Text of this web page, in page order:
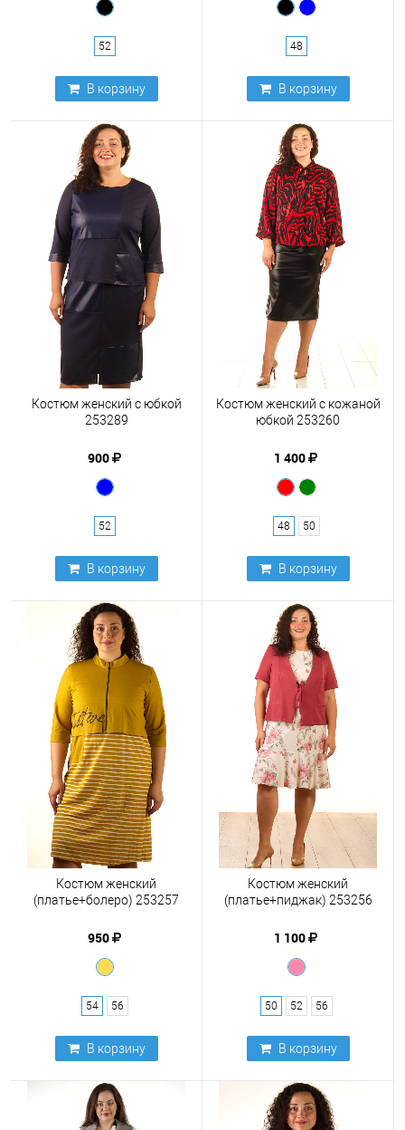
52
В корзину
48
В корзину
Костюм женский с юбкой
253289
900
52
В корзину
Костюм женский с кожаной
юбкой 253260
1 400
48 50
В корзину
Костюм женский
(платье+болеро) 253257
950
54 56
В корзину
Костюм женский
(платье+пиджак) 253256
1 100
50 52 56
В корзину